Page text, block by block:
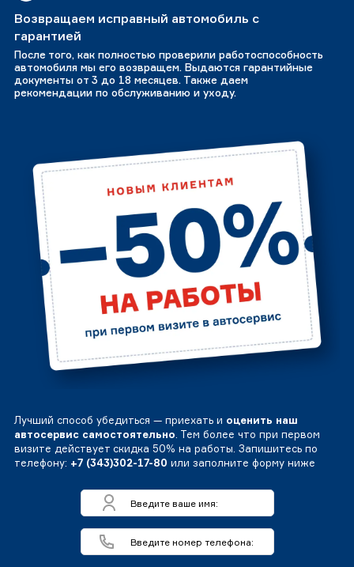
Возвращаем исправный автомобиль с
гарантией
После того, как полностью проверили работоспособность
автомобиля мы его возвращем. Выдаются гарантийные
документы от 3 до 18 месяцев. Также даем
рекомендации по обслуживанию и уходу.
Лучший способ убедиться — приехать и оценить наш
автосервис самостоятельно. Тем более что при первом
визите действует скидка 50% на работы. Запишитесь по
телефону: +7 (343)302-17-80 или заполните форму ниже